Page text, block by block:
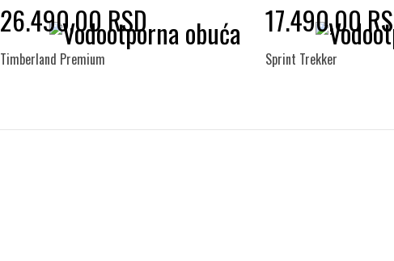
26.490,00 RSD
Timberland Premium
17.490,00
Sprint Trekker